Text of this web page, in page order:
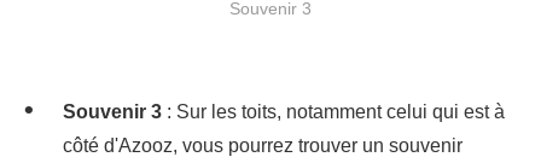
Souvenir 3
Souvenir 3 : Sur les toits, notamment celui qui est à
côté d'Azooz, vous pourrez trouver un souvenir